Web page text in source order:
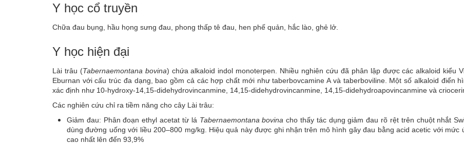
Y học cổ truyền
Chữa đau bụng, hầu họng sưng đau, phong thấp tê đau, hen phế quản, hắc lào, ghẻ lở.
Y học hiện đại
Lài trâu (Tabernaemontana bovina) chứa alkaloid indol monoterpen. Nhiều nghiên cứu đã phân lập được các alkaloid kiểu
Eburnan với cấu trúc đa dạng, bao gồm cả các hợp chất mới như taberbovcamine A và taberboviline. Một số alkaloid điển
xác định như 10-hydroxy-14,15-didehydrovincanmine, 14,15-didehydrovincanmine, 14,15-didehydroapovincanmine và
Các nghiên cứu chỉ ra tiềm năng cho cây Lài trâu:
Giảm đau: Phân đoạn ethyl acetat từ lá Tabernaemontana bovina cho thấy tác dụng giảm đau rõ rệt trên chuột nhắt
dùng đường uống với liều 200–800 mg/kg. Hiệu quả này được ghi nhận trên mô hình gây đau bằng acid acetic với mức
cao nhất lên đến 93,9%